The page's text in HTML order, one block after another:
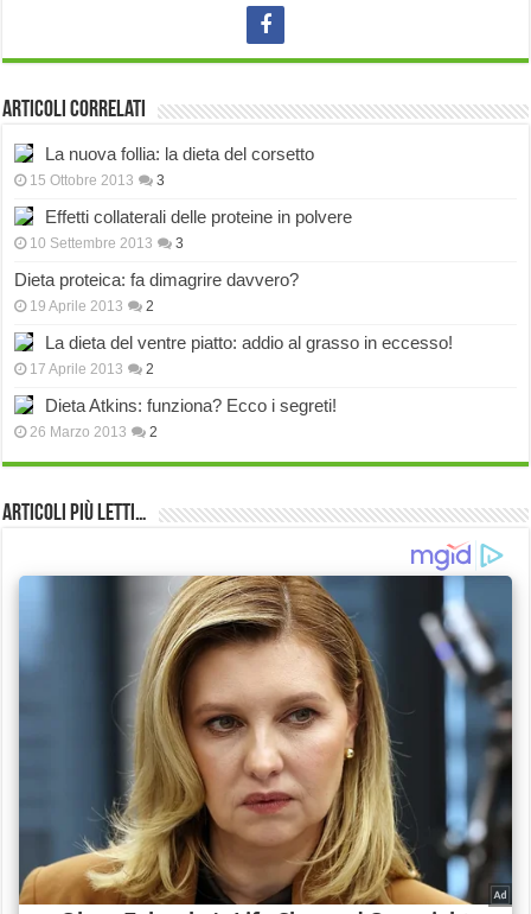
Articoli correlati
La nuova follia: la dieta del corsetto
15 Ottobre 2013 3
Effetti collaterali delle proteine in polvere
10 Settembre 2013 3
Dieta proteica: fa dimagrire davvero?
19 Aprile 2013 2
La dieta del ventre piatto: addio al grasso in eccesso!
17 Aprile 2013 2
Dieta Atkins: funziona? Ecco i segreti!
26 Marzo 2013 2
Articoli più Letti…